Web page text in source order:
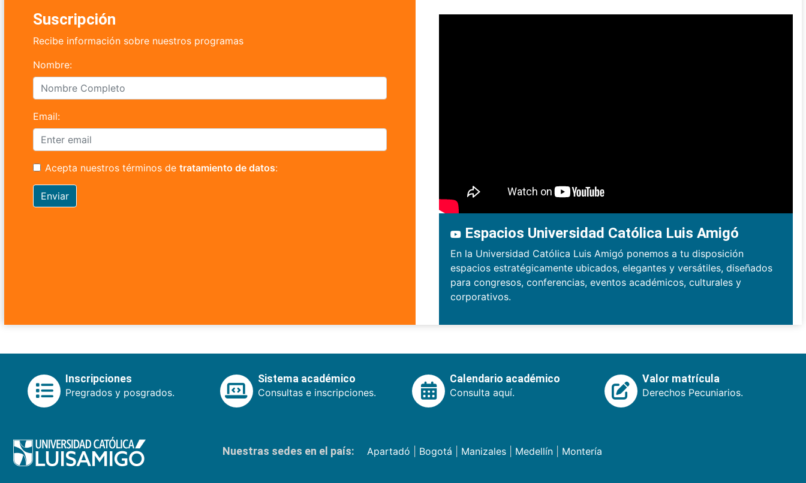
Suscripción
Recibe información sobre nuestros programas
Nombre:
Email:
Acepta nuestros términos de tratamiento de datos:
Enviar
Espacios Universidad Católica Luis Amigó
En la Universidad Católica Luis Amigó ponemos a tu disposición
espacios estratégicamente ubicados, elegantes y versátiles, diseñados
para congresos, conferencias, eventos académicos, culturales y
corporativos.
Inscripciones
Pregrados y posgrados.
Sistema académico
Consultas e inscripciones.
Calendario académico
Consulta aquí.
Valor matrícula
Derechos Pecuniarios.
Nuestras sedes en el país: Apartadó Bogotá Manizales| Medellín| Montería